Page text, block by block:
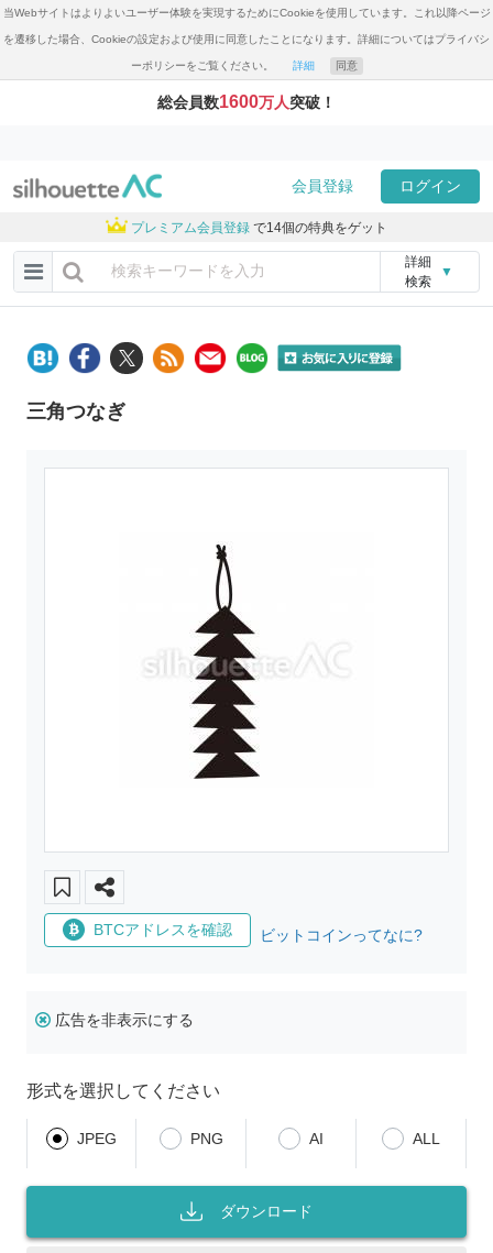
当Webサイトはよりよいユーザー体験を実現するためにCookieを使用しています。これ以降ページ
を遷移した場合、Cookieの設定および使用に同意したことになります。詳細についてはプライバシ
ーポリシーをご覧ください。 詳細 同意
総会員数1600万人突破！
会員登録 ログイン
プレミアム会員登録 で14個の特典をゲット
詳細
検索
▼
三角つなぎ
BTCアドレスを確認 ビットコインってなに?
広告を非表示にする
形式を選択してください
JPEG PNG AI ALL
ダウンロード